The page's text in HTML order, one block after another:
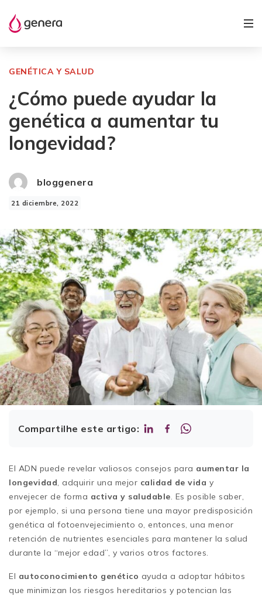
GENÉTICA Y SALUD
¿Cómo puede ayudar la
genética a aumentar tu
longevidad?
bloggenera
21 diciembre, 2022
Compartilhe este artigo:
El ADN puede revelar valiosos consejos para aumentar la
longevidad , adquirir una mejor calidad de vida y
envejecer de forma activa y saludable . Es posible saber,
por ejemplo, si una persona tiene una mayor predisposición
genética al fotoenvejecimiento o, entonces, una menor
retención de nutrientes esenciales para mantener la salud
durante la “mejor edad”, y varios otros factores.
El autoconocimiento genético ayuda a adoptar hábitos
que minimizan los riesgos hereditarios y potencian las